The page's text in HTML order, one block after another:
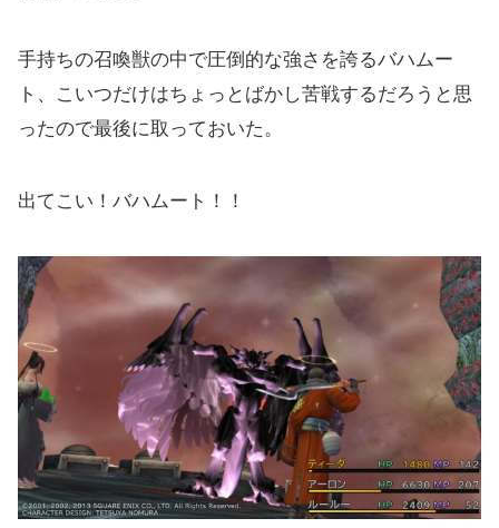
手持ちの召喚獣の中で圧倒的な強さを誇るバハムー
ト、こいつだけはちょっとばかし苦戦するだろうと思
ったので最後に取っておいた。
出てこい！バハムート！！